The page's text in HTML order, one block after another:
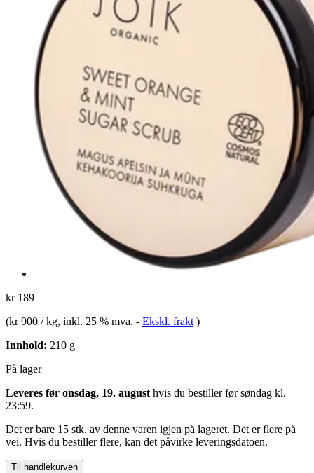
kr 189
(kr 900 / kg, inkl. 25 % mva. - Ekskl. frakt )
Innhold: 210 g
På lager
Leveres før onsdag, 19. august hvis du bestiller førsøndag kl.
23:59.
Det er bare 15 stk. av denne varen igjen på lageret. Det er flere på
vei. Hvis du bestiller flere, kan det påvirke leveringsdatoen.
Til handlekurven